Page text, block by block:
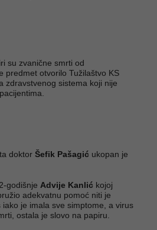
su zvanične smrti od
predmet otvorilo Tužilaštvo KS
zdravstvenog sistema koji nije
doktor Šefik Pašagić ukopan je
godišnje Advije Kanlić kojoj
adekvatnu pomoć niti je
je imala sve simptome, a virus
ostala je slovo na papiru.